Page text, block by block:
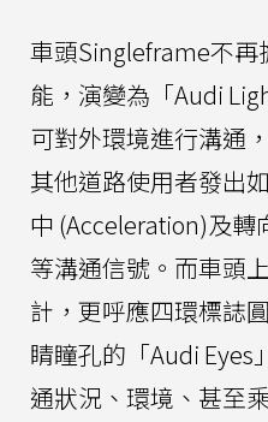
車頭Singleframe不再
能，演變為「Audi
可對外環境進行溝通
其他道路使用者發出
中 (Acceleration)及轉
等溝通信號。而車頭
計，更呼應四環標誌
睛瞳孔的「Audi Eyes
通狀況、環境、甚至